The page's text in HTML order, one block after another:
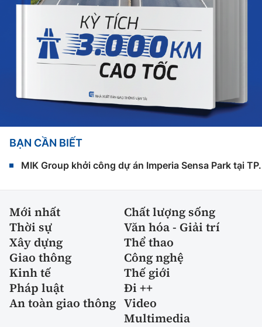
BẠN CẦN BIẾT
MIK Group khởi công dự án Imperia Sensa Park tại
Mới nhất
Chất lượng sống
Thời sự
Văn hóa - Giải trí
Xây dựng
Thể thao
Giao thông
Công nghệ
Kinh tế
Thế giới
Pháp luật
Đi ++
An toàn giao thông Video
Multimedia